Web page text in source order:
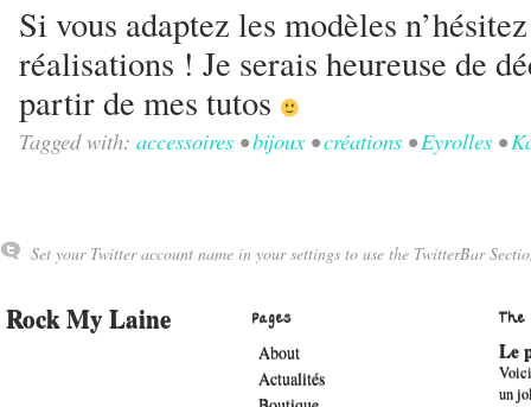
Si vous adaptez les modèles
réalisations ! Je serais heureuse de
partir de mes tutos
Tagged with: accessoires •bijoux•créations •Eyrolles •
Set your Twitter account name in your settings to use the TwitterBar
Rock My Laine Pages
About
Actualités
Le
un